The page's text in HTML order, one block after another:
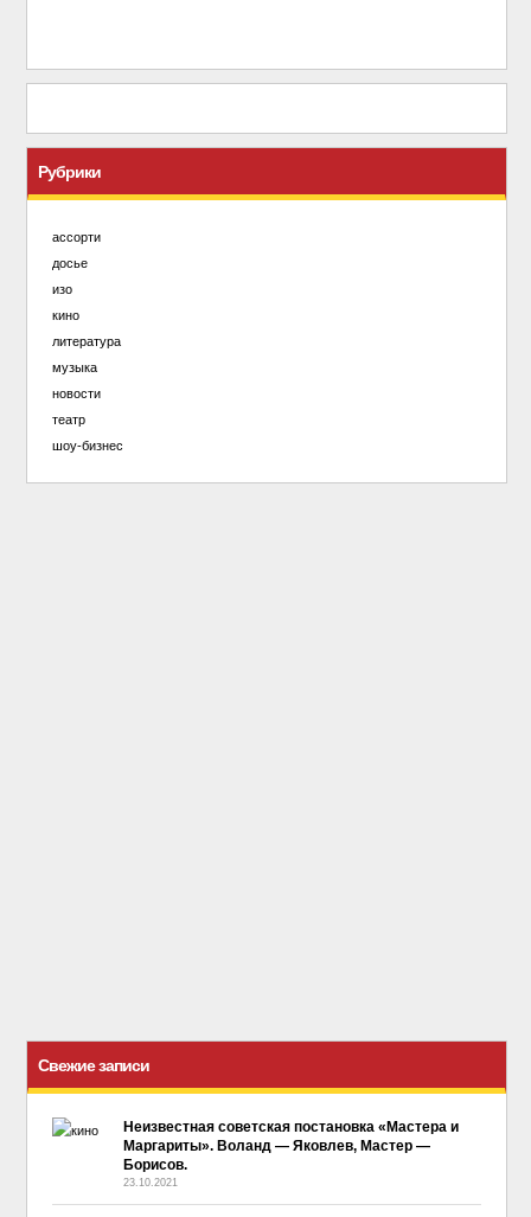
Рубрики
ассорти
досье
изо
кино
литература
музыка
новости
театр
шоу-бизнес
Свежие записи
Неизвестная советская постановка «Мастера и
Маргариты». Воланд — Яковлев, Мастер —
Борисов.
23.10.2021